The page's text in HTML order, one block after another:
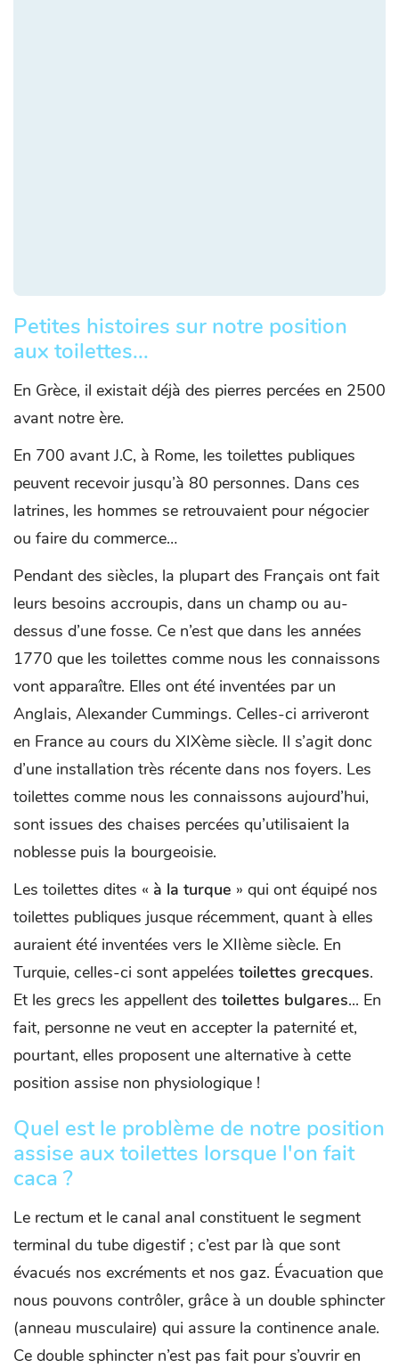
Petites histoires sur notre position
aux toilettes...
En Grèce, il existait déjà des pierres percées en 2500
avant notre ère.
En 700 avant J.C, à Rome, les toilettes publiques
peuvent recevoir jusqu’à 80 personnes. Dans ces
latrines, les hommes se retrouvaient pour négocier
ou faire du commerce…
Pendant des siècles, la plupart des Français ont fait
leurs besoins accroupis, dans un champ ou au-
dessus d’une fosse. Ce n’est que dans les années
1770 que les toilettes comme nous les connaissons
vont apparaître. Elles ont été inventées par un
Anglais, Alexander Cummings. Celles-ci arriveront
en France au cours du XIXème siècle. Il s’agit donc
d’une installation très récente dans nos foyers. Les
toilettes comme nous les connaissons aujourd’hui,
sont issues des chaises percées qu’utilisaient la
noblesse puis la bourgeoisie.
Les toilettes dites « à la turque » qui ont équipé nos
toilettes publiques jusque récemment, quant à elles
auraient été inventées vers le XIIème siècle. En
Turquie, celles-ci sont appelées toilettes grecques.
Et les grecs les appellent des toilettes bulgares... En
fait, personne ne veut en accepter la paternité et,
pourtant, elles proposent une alternative à cette
position assise non physiologique !
Quel est le problème de notre position
assise aux toilettes lorsque l'on fait
caca ?
Le rectum et le canal anal constituent le segment
terminal du tube digestif ; c’est par là que sont
évacués nos excréments et nos gaz. Évacuation que
nous pouvons contrôler, grâce à un double sphincter
(anneau musculaire) qui assure la continence anale.
Ce double sphincter n’est pas fait pour s’ouvrir en